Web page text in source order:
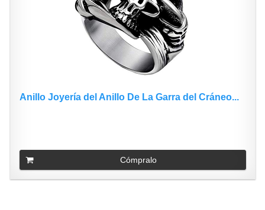
Anillo Joyería del Anillo De La Garra del Cráneo...
Cómpralo